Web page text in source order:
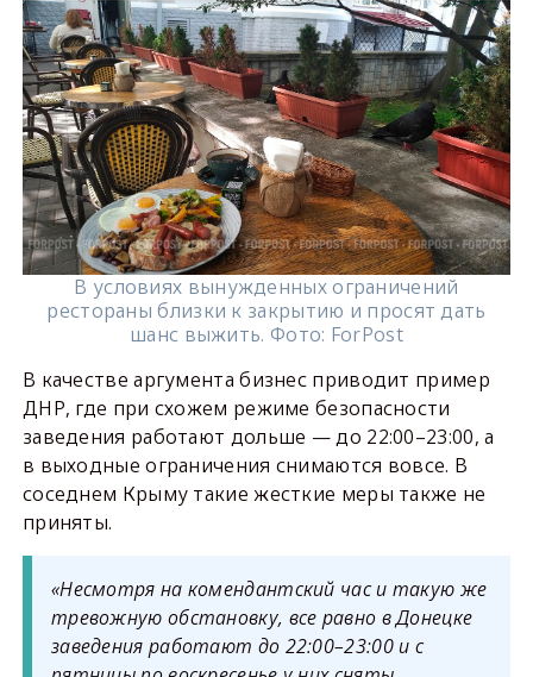
В условиях вынужденных ограничений
рестораны близки к закрытию и просят дать
шанс выжить. Фото: ForPost
В качестве аргумента бизнес приводит пример
ДНР, где при схожем режиме безопасности
заведения работают дольше — до 22:00–23:00, а
в выходные ограничения снимаются вовсе. В
соседнем Крыму такие жесткие меры также не
приняты.
«Несмотря на комендантский час и такую же
тревожную обстановку, все равно в Донецке
заведения работают до 22:00–23:00 и с